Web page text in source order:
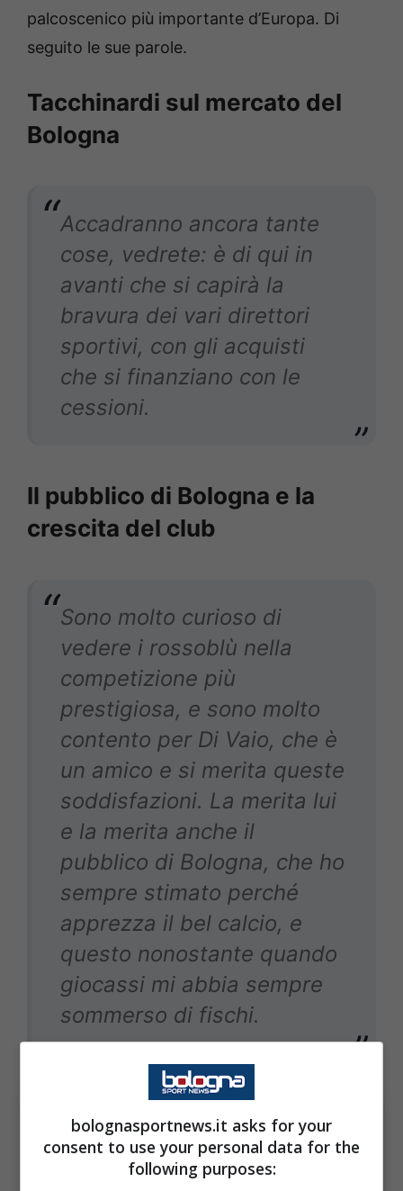
palcoscenico più importante d’Europa. Di
seguito le sue parole.
Tacchinardi sul mercato del
Bologna
Accadranno ancora tante
cose, vedrete: è di qui in
avanti che si capirà la
bravura dei vari direttori
sportivi, con gli acquisti
che si finanziano con le
cessioni.
Il pubblico di Bologna e la
crescita del club
Sono molto curioso di
vedere i rossoblù nella
competizione più
prestigiosa, e sono molto
contento per Di Vaio, che è
un amico e si merita queste
soddisfazioni. La merita lui
e la merita anche il
pubblico di Bologna, che ho
sempre stimato perché
apprezza il bel calcio, e
questo nonostante quando
giocassi mi abbia sempre
sommerso di fischi.
bolognasportnews.it asks for your
consent to use your personal data for the
following purposes: